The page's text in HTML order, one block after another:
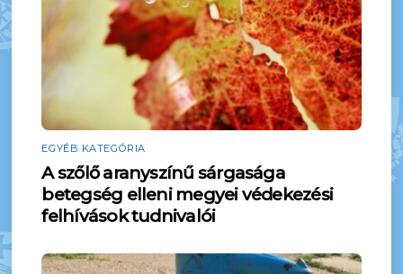
EGYÉB KATEGÓRIA
A szőlő aranyszínű sárgasága
betegség elleni megyei védekezési
felhívások tudnivalói